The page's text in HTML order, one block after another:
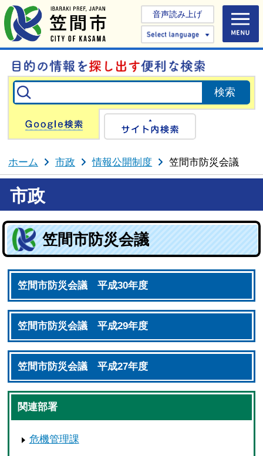
音声読み上げ
Select
Google検索
ホーム 市政 情報公開制度 笠間市防災会議
市政
笠間市防災会議
笠間市防災会議 平成30年度
笠間市防災会議 平成29年度
笠間市防災会議 平成27年度
関連部署
危機管理課